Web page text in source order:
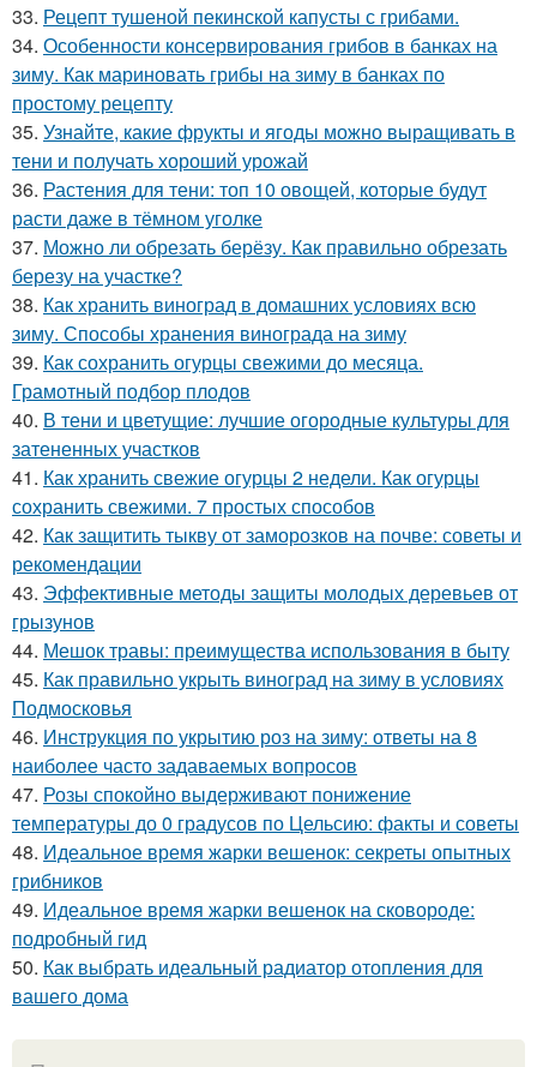
33. Рецепт тушеной пекинской капусты с грибами.
34. Особенности консервирования грибов в банках на
зиму. Как мариновать грибы на зиму в банках по
простому рецепту
35. Узнайте, какие фрукты и ягоды можно выращивать в
тени и получать хороший урожай
36. Растения для тени: топ 10 овощей, которые будут
расти даже в тёмном уголке
37. Можно ли обрезать берёзу. Как правильно обрезать
березу на участке?
38. Как хранить виноград в домашних условиях всю
зиму. Способы хранения винограда на зиму
39. Как сохранить огурцы свежими до месяца.
Грамотный подбор плодов
40. В тени и цветущие: лучшие огородные культуры для
затененных участков
41. Как хранить свежие огурцы 2 недели. Как огурцы
сохранить свежими. 7 простых способов
42. Как защитить тыкву от заморозков на почве: советы и
рекомендации
43. Эффективные методы защиты молодых деревьев от
грызунов
44. Мешок травы: преимущества использования в быту
45. Как правильно укрыть виноград на зиму в условиях
Подмосковья
46. Инструкция по укрытию роз на зиму: ответы на 8
наиболее часто задаваемых вопросов
47. Розы спокойно выдерживают понижение
температуры до 0 градусов по Цельсию: факты и советы
48. Идеальное время жарки вешенок: секреты опытных
грибников
49. Идеальное время жарки вешенок на сковороде:
подробный гид
50. Как выбрать идеальный радиатор отопления для
вашего дома